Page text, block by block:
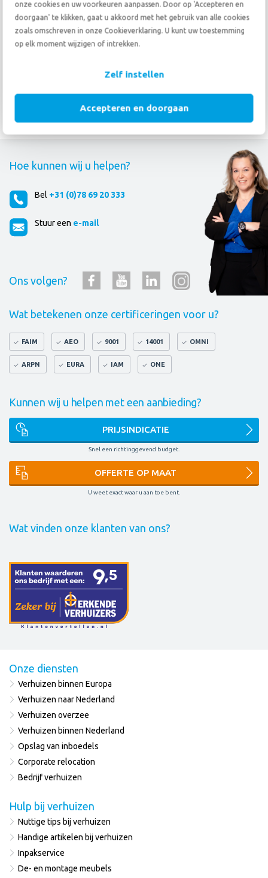
onze cookies en uw voorkeuren aanpassen. Door op 'Accepteren en
doorgaan' te klikken, gaat u akkoord met het gebruik van alle cookies
zoals omschreven in onze Cookieverklaring. U kunt uw toestemming
op elk moment wijzigen of intrekken.
Zelf instellen
Accepteren en doorgaan
familiebedrijven van Nederland. In 1777 is de basis gelegd. Vandaag de
dag is de 8ste(!) generatie actief.
Bekijk de film over onze historie
Hoe kunnen wij u helpen?
Bel +31 (0)78 69 20 333
Stuur een e-mail
Ons volgen?
Wat betekenen onze certificeringen voor u?
FAIM AEO 9001 14001 OMNI
ARPN EURA IAM ONE
Kunnen wij u helpen met een aanbieding?
PRIJSINDICATIE
Snel een richtinggevend budget.
OFFERTE OP MAAT
U weet exact waar u aan toe bent.
Wat vinden onze klanten van ons?
Onze diensten
Verhuizen binnen Europa
Verhuizen naar Nederland
Verhuizen overzee
Verhuizen binnen Nederland
Opslag van inboedels
Corporate relocation
Bedrijf verhuizen
Hulp bij verhuizen
Nuttige tips bij verhuizen
Handige artikelen bij verhuizen
Inpakservice
De- en montage meubels